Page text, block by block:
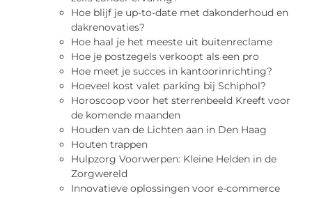
Hoe blijf je up-to-date met dakonderhoud en
dakrenovaties?
Hoe haal je het meeste uit buitenreclame
Hoe je postzegels verkoopt als een pro
Hoe meet je succes in kantoorinrichting?
Hoeveel kost valet parking bij Schiphol?
Horoscoop voor het sterrenbeeld Kreeft voor
de komende maanden
Houden van de Lichten aan in Den Haag
Houten trappen
Hulpzorg Voorwerpen: Kleine Helden in de
Zorgwereld
Innovatieve oplossingen voor e-commerce